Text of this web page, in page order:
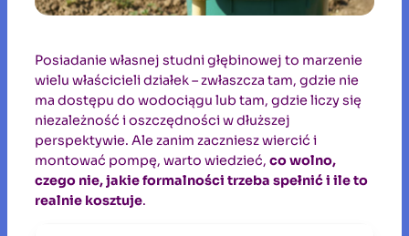
Posiadanie własnej studni głębinowej to marzenie
wielu właścicieli działek – zwłaszcza tam, gdzie nie
ma dostępu do wodociągu lub tam, gdzie liczy się
niezależność i oszczędności w dłuższej
perspektywie. Ale zanim zaczniesz wiercić i
montować pompę, warto wiedzieć, co wolno,
czego nie, jakie formalności trzeba spełnić i ile to
realnie kosztuje.